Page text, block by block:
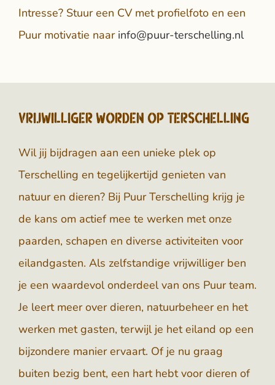
Intresse? Stuur een CV met profielfoto en een
Puur motivatie naar info@puur-terschelling.nl
Vrijwilliger worden op Terschelling
Wil jij bijdragen aan een unieke plek op
Terschelling en tegelijkertijd genieten van
natuur en dieren? Bij Puur Terschelling krijg je
de kans om actief mee te werken met onze
paarden, schapen en diverse activiteiten voor
eilandgasten. Als zelfstandige vrijwilliger ben
je een waardevol onderdeel van ons Puur team.
Je leert meer over dieren, natuurbeheer en het
werken met gasten, terwijl je het eiland op een
bijzondere manier ervaart. Of je nu graag
buiten bezig bent, een hart hebt voor dieren of